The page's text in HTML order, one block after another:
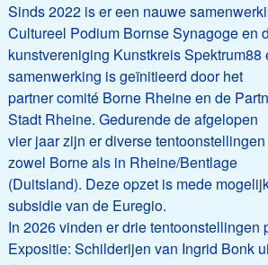
Sinds 2022 is er een nauwe
Cultureel Podium Bornse Synagoge en
kunstvereniging Kunstkreis Spektrum88
samenwerking is geïnitieerd door het
partner comité Borne Rheine en de
Stadt Rheine. Gedurende de afgelopen
vier jaar zijn er diverse
zowel Borne als in Rheine/Bentlage
(Duitsland). Deze opzet is mede
subsidie van de Euregio.
In 2026 vinden er drie tentoonstellingen
Expositie: Schilderijen van Ingrid Bonk